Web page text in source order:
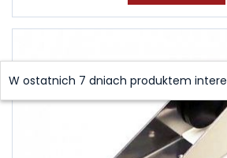
W ostatnich 7 dniach produktem